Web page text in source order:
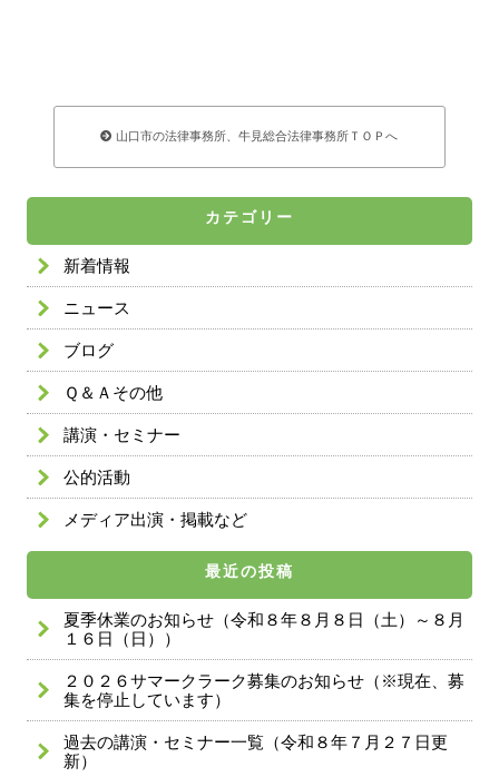
山口市の法律事務所、牛見総合法律事務所ＴＯＰへ
カテゴリー
新着情報
ニュース
ブログ
Ｑ＆Ａその他
講演・セミナー
公的活動
メディア出演・掲載など
最近の投稿
夏季休業のお知らせ（令和８年８月８日（土）～８月
１６日（日））
２０２６サマークラーク募集のお知らせ（※現在、募
集を停止しています）
過去の講演・セミナー一覧（令和８年７月２７日更
新）